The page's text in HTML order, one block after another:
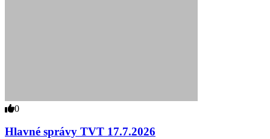
0
Hlavné správy TVT 17.7.2026